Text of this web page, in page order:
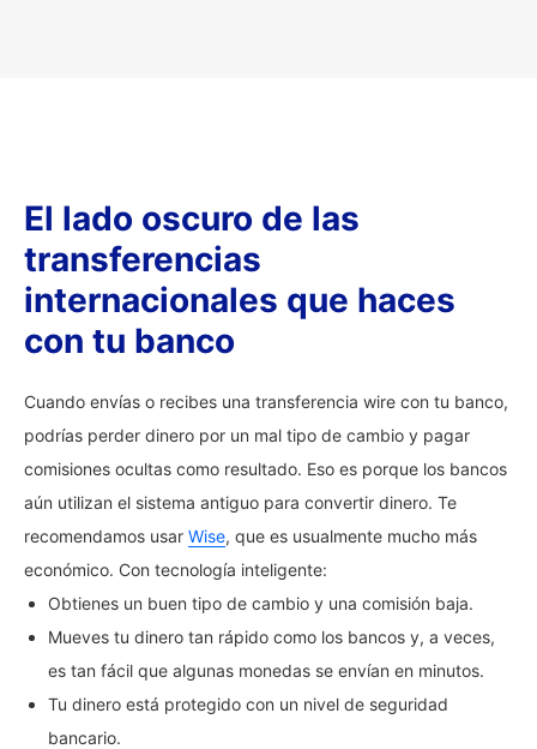
El lado oscuro de las
transferencias
internacionales que haces
con tu banco
Cuando envías o recibes una transferencia wire con tu banco,
podrías perder dinero por un mal tipo de cambio y pagar
comisiones ocultas como resultado. Eso es porque los bancos
aún utilizan el sistema antiguo para convertir dinero. Te
recomendamos usar Wise, que es usualmente mucho más
económico. Con tecnología inteligente:
Obtienes un buen tipo de cambio y una comisión baja.
Mueves tu dinero tan rápido como los bancos y, a veces,
es tan fácil que algunas monedas se envían en minutos.
Tu dinero está protegido con un nivel de seguridad
bancario.